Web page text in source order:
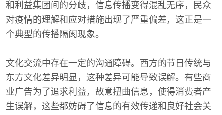
和利益集团间的分歧，信息传播变得混乱无序，民众
对疫情的理解和应对措施出现了严重偏差，这正是一
个典型的传播隔阂现象。
文化交流中存在一定的沟通障碍。西方的节日传统与
东方文化差异明显，这种差异可能导致误解。有些商
业广告为了追求利益，故意扭曲信息，使得消费者产
生误解，这些都妨碍了信息的有效传递和良好社会关